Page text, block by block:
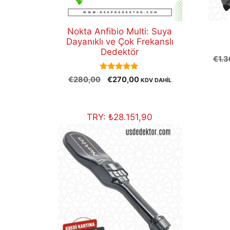
Nokta Anfibio Multi: Suya
Dayanıklı ve Çok Frekanslı
Dedektör
5.00
out of 5
€280,00
Orijinal
€270,00Şu
€270,00.
KDV DAHİL
€
TRY:₺28.151,90